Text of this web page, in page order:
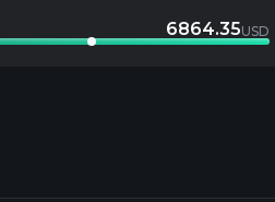
6864.35USD